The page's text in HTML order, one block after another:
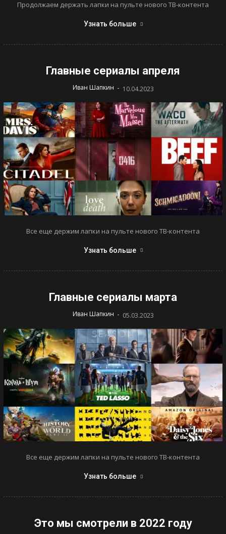
Продолжаем держать лапки на пульте нового ТВ-контента
Узнать больше
Главные сериалы апреля
Иван Шапкин - 10.04.2023
Все еще держим лапки на пульте нового ТВ-контента
Узнать больше
Главные сериалы марта
Иван Шапкин - 05.03.2023
Все еще держим лапки на пульте нового ТВ-контента
Узнать больше
Это мы смотрели в 2022 году